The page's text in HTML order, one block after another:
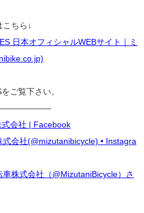
ちら↓
日本オフィシャルWEBサイト｜ミ
ご覧下さい。
式会社 | Facebook
式会社(@mizutanibicycle) • Instagra
車株式会社（@MizutaniBicycle）さ